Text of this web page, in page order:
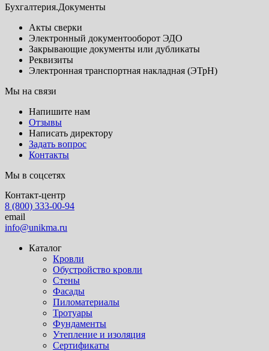
Бухгалтерия.Документы
Акты сверки
Электронный документооборот ЭДО
Закрывающие документы или дубликаты
Реквизиты
Электронная транспортная накладная (ЭТрН)
Мы на связи
Напишите нам
Отзывы
Написать директору
Задать вопрос
Контакты
Мы в соцсетях
Контакт-центр
8 (800) 333-00-94
email
info@unikma.ru
Каталог
Кровли
Обустройство кровли
Стены
Фасады
Пиломатериалы
Тротуары
Фундаменты
Утепление и изоляция
Сертификаты